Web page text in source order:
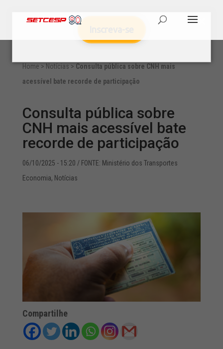
Home > Notícias > Consulta pública sobre CNH mais
acessível bate recorde de participação
Consulta pública sobre
CNH mais acessível bate
recorde de participação
06/10/2025 - 15:20 / FONTE: Ministério dos Transportes
Economia, Notícias
Compartilhe